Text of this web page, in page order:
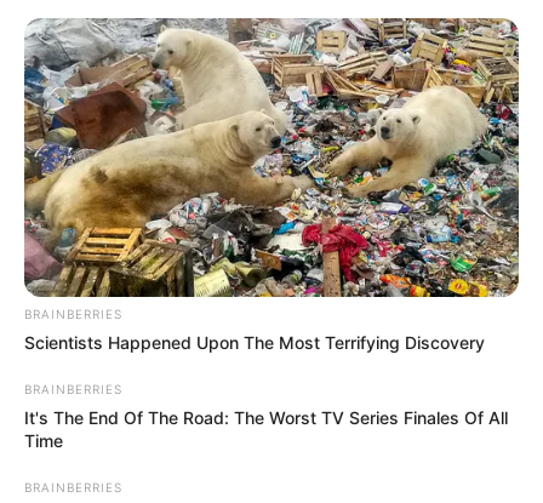
au
contenu AU PETIT PARIEUR
Pronostic Gratuit du Tiercé Quinté PMU du jour
Menu
BRAINBERRIES
Scientists Happened Upon The Most Terrifying Discovery
BRAINBERRIES
It's The End Of The Road: The Worst TV Series Finales Of All
Time
BRAINBERRIES